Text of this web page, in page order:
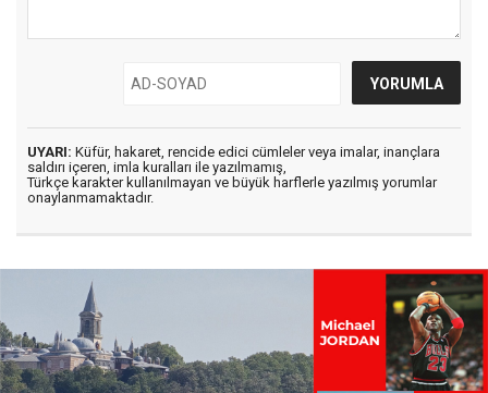
UYARI: Küfür, hakaret, rencide edici cümleler veya imalar, inançlara
saldırı içeren, imla kuralları ile yazılmamış,
Türkçe karakter kullanılmayan ve büyük harflerle yazılmış yorumlar
onaylanmamaktadır.